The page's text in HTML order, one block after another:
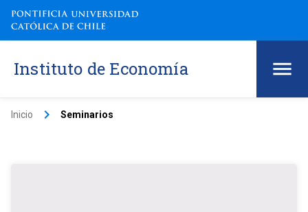
Instituto de Economía
Inicio keyboard_arrow_right Seminarios